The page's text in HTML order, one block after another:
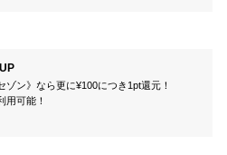
ン》なら更に¥100につき1pt還元！
用可能！